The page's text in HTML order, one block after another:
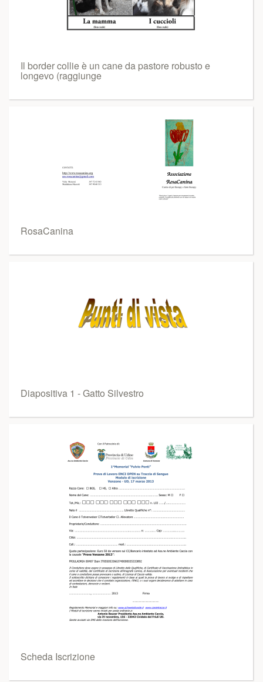
Il border collie è un cane da pastore robusto e
longevo (raggiunge
RosaCanina
Diapositiva 1 - Gatto Silvestro
Scheda Iscrizione